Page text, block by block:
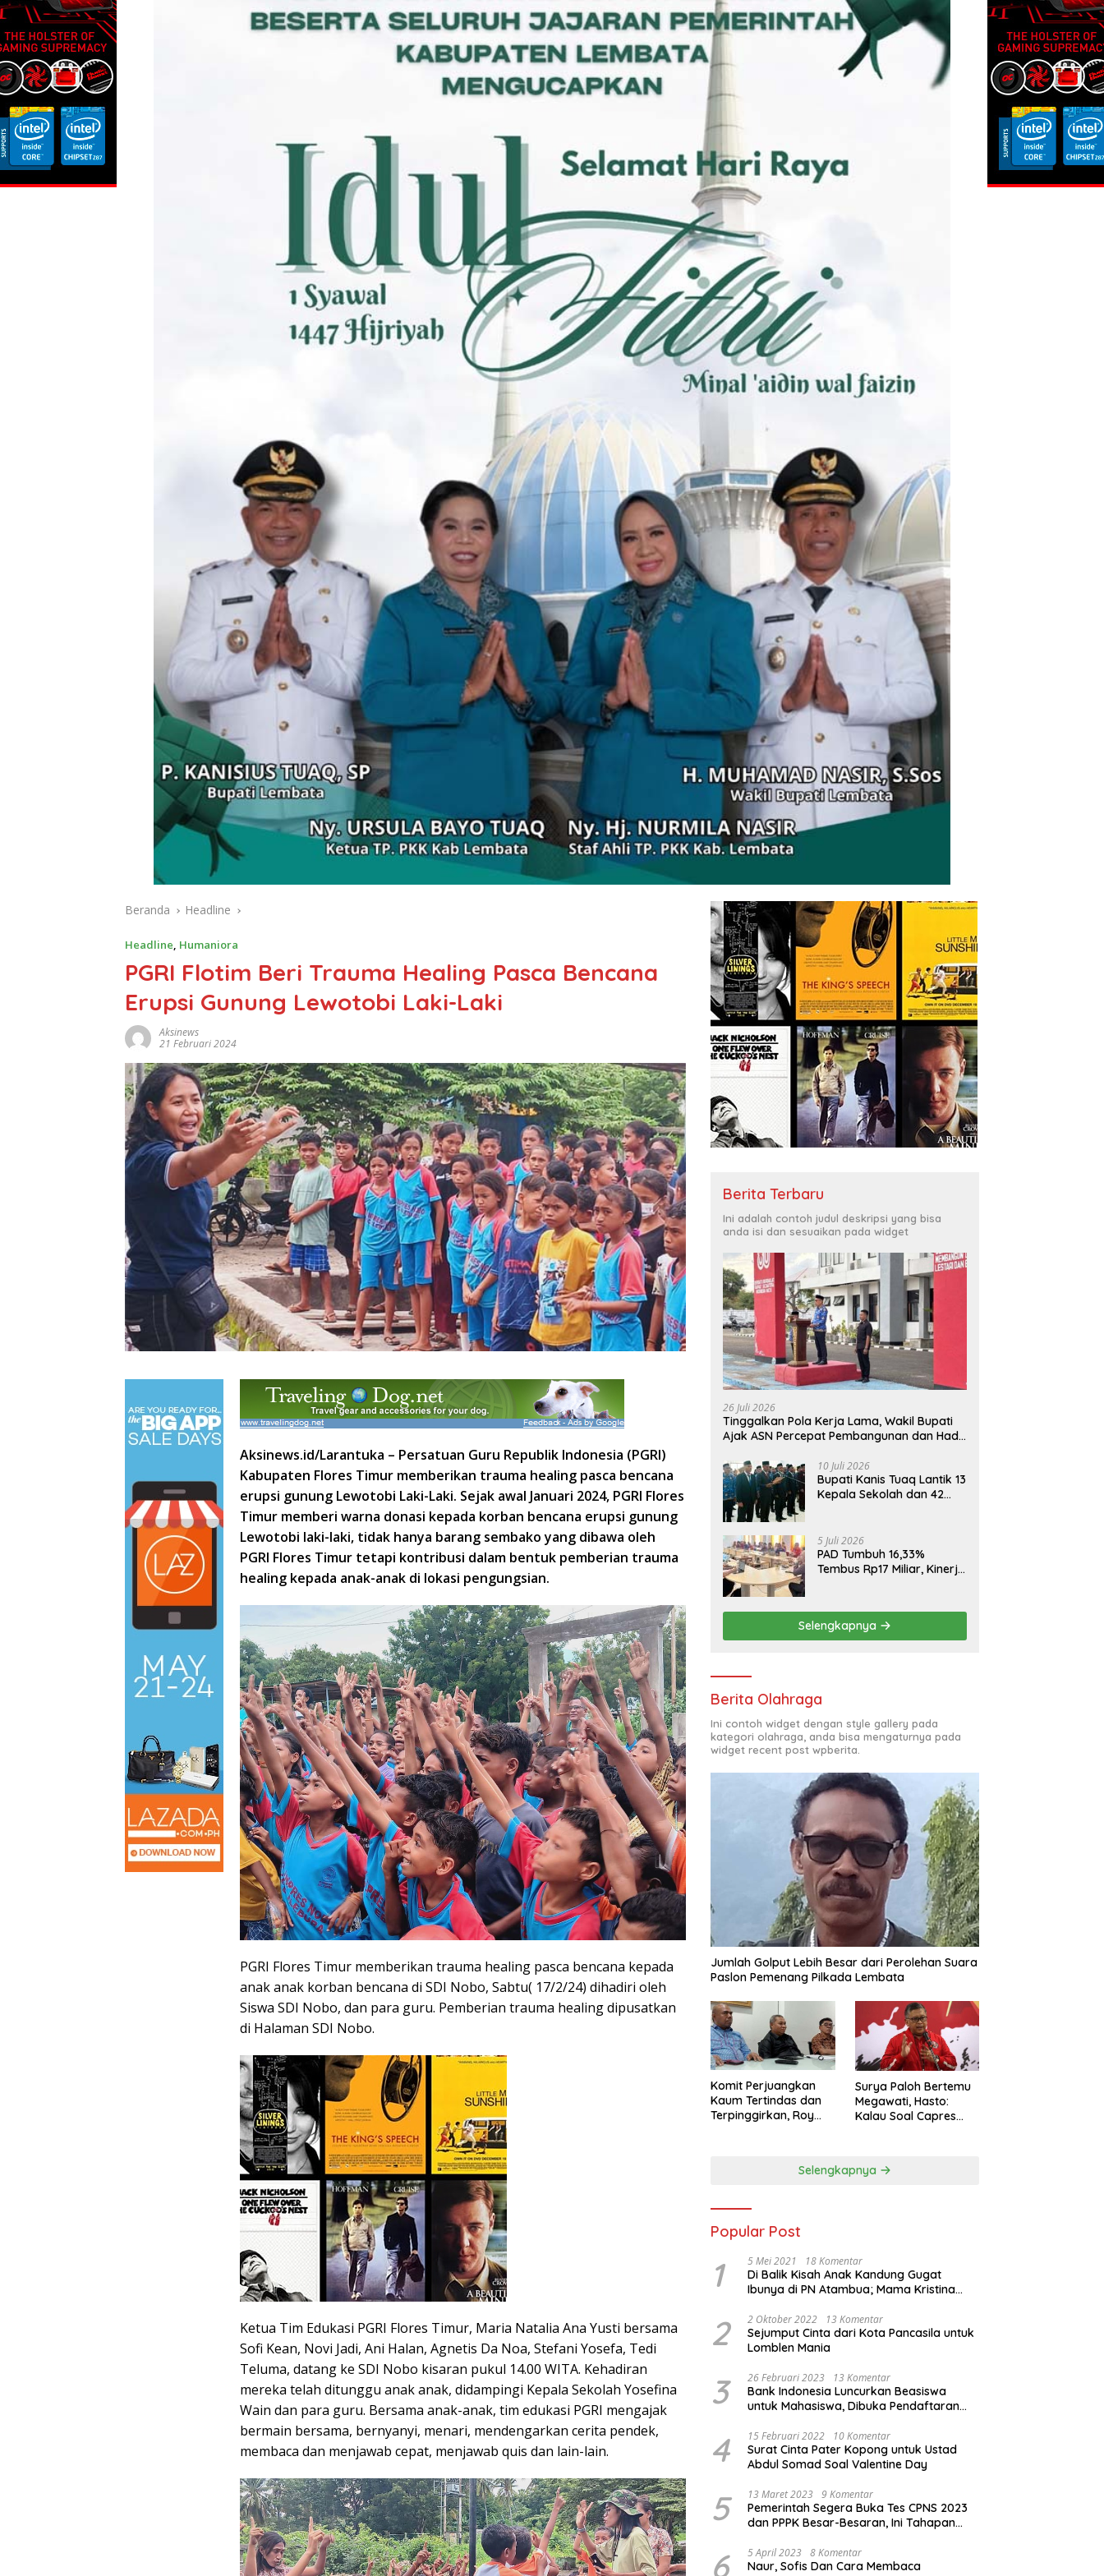
Beranda Headline
Headline, Humaniora
PGRI Flotim Beri Trauma Healing Pasca Bencana
Erupsi Gunung Lewotobi Laki-Laki
Aksinews
21 Februari 2024
Aksinews.id/Larantuka – Persatuan Guru Republik Indonesia (PGRI)
Kabupaten Flores Timur memberikan trauma healing pasca bencana
erupsi gunung Lewotobi Laki-Laki. Sejak awal Januari 2024, PGRI Flores
Timur memberi warna donasi kepada korban bencana erupsi gunung
Lewotobi laki-laki, tidak hanya barang sembako yang dibawa oleh
PGRI Flores Timur tetapi kontribusi dalam bentuk pemberian trauma
healing kepada anak-anak di lokasi pengungsian.
PGRI Flores Timur memberikan trauma healing pasca bencana kepada
anak anak korban bencana di SDI Nobo, Sabtu( 17/2/24) dihadiri oleh
Siswa SDI Nobo, dan para guru. Pemberian trauma healing dipusatkan
di Halaman SDI Nobo.
Ketua Tim Edukasi PGRI Flores Timur, Maria Natalia Ana Yusti bersama
Sofi Kean, Novi Jadi, Ani Halan, Agnetis Da Noa, Stefani Yosefa, Tedi
Teluma, datang ke SDI Nobo kisaran pukul 14.00 WITA. Kehadiran
mereka telah ditunggu anak anak, didampingi Kepala Sekolah Yosefina
Wain dan para guru. Bersama anak-anak, tim edukasi PGRI mengajak
bermain bersama, bernyanyi, menari, mendengarkan cerita pendek,
membaca dan menjawab cepat, menjawab quis dan lain-lain.
Berita Terbaru
Ini adalah contoh judul deskripsi yang bisa
anda isi dan sesuaikan pada widget
26 Juli 2026
Tinggalkan Pola Kerja Lama, Wakil Bupati
Ajak ASN Percepat Pembangunan dan Hadir
10 Juli 2026
Bupati Kanis Tuaq Lantik 13
Kepala Sekolah dan 42
5 Juli 2026
PAD Tumbuh 16,33%
Tembus Rp17 Miliar, Kinerja
Selengkapnya
Berita Olahraga
Ini contoh widget dengan style gallery pada
kategori olahraga, anda bisa mengaturnya pada
widget recent post wpberita.
Jumlah Golput Lebih Besar dari Perolehan Suara
Paslon Pemenang Pilkada Lembata
Komit Perjuangkan
Kaum Tertindas dan
Terpinggirkan, Roy
Surya Paloh Bertemu
Megawati, Hasto:
Kalau Soal Capres
Selengkapnya
Popular Post
1 5 Mei 2021 18 Komentar
Di Balik Kisah Anak Kandung Gugat
Ibunya di PN Atambua; Mama Kristina
2 2 Oktober 2022 13 Komentar
Sejumput Cinta dari Kota Pancasila untuk
Lomblen Mania
3 26 Februari 2023 13 Komentar
Bank Indonesia Luncurkan Beasiswa
untuk Mahasiswa, Dibuka Pendaftaran
4 15 Februari 2022 10 Komentar
Surat Cinta Pater Kopong untuk Ustad
Abdul Somad Soal Valentine Day
5 13 Maret 2023 9 Komentar
Pemerintah Segera Buka Tes CPNS 2023
dan PPPK Besar-Besaran, Ini Tahapan
6 5 April 2023 8 Komentar
Naur, Sofis Dan Cara Membaca